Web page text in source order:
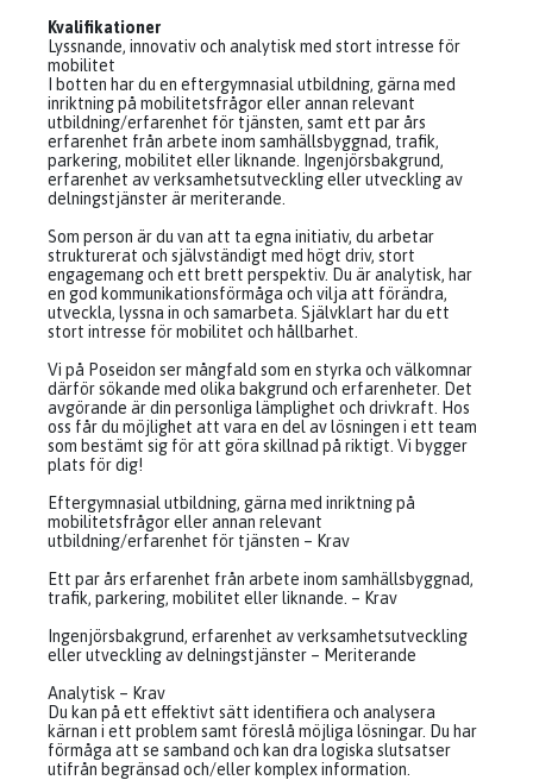
Kvalifikationer
Lyssnande, innovativ och analytisk med stort intresse för
mobilitet
I botten har du en eftergymnasial utbildning, gärna med
inriktning på mobilitetsfrågor eller annan relevant
utbildning/erfarenhet för tjänsten, samt ett par års
erfarenhet från arbete inom samhällsbyggnad, trafik,
parkering, mobilitet eller liknande. Ingenjörsbakgrund,
erfarenhet av verksamhetsutveckling eller utveckling av
delningstjänster är meriterande.
Som person är du van att ta egna initiativ, du arbetar
strukturerat och självständigt med högt driv, stort
engagemang och ett brett perspektiv. Du är analytisk, har
en god kommunikationsförmåga och vilja att förändra,
utveckla, lyssna in och samarbeta. Självklart har du ett
stort intresse för mobilitet och hållbarhet.
Vi på Poseidon ser mångfald som en styrka och välkomnar
därför sökande med olika bakgrund och erfarenheter. Det
avgörande är din personliga lämplighet och drivkraft. Hos
oss får du möjlighet att vara en del av lösningen i ett team
som bestämt sig för att göra skillnad på riktigt. Vi bygger
plats för dig!
Eftergymnasial utbildning, gärna med inriktning på
mobilitetsfrågor eller annan relevant
utbildning/erfarenhet för tjänsten – Krav
Ett par års erfarenhet från arbete inom samhällsbyggnad,
trafik, parkering, mobilitet eller liknande. – Krav
Ingenjörsbakgrund, erfarenhet av verksamhetsutveckling
eller utveckling av delningstjänster – Meriterande
Analytisk – Krav
Du kan på ett effektivt sätt identifiera och analysera
kärnan i ett problem samt föreslå möjliga lösningar. Du har
förmåga att se samband och kan dra logiska slutsatser
utifrån begränsad och/eller komplex information.